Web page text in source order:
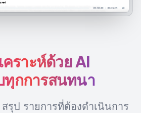
คราะห์ด้วย AI
ทุกการสนทนา
รุป รายการที่ต้องดำเนินการ